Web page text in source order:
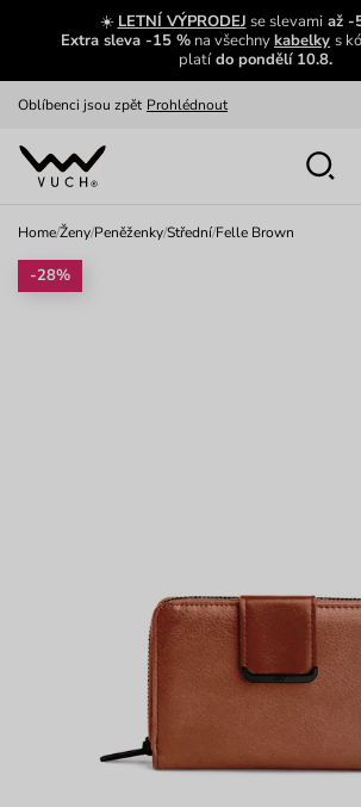
☀️ LETNÍ VÝPRODEJ se slevamiaž -
Extra sleva -15 % na všechnykabelky s
platído pondělí 10.8.
Zajímavosti ze světa Vuch:
Zobrazit
Oblíbenci jsou zpět Prohlédnout
Nech se inspirovat
Home/Ženy/Peněženky/Střední/Felle Brown
-28%